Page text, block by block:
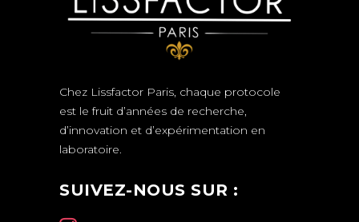
Chez Lissfactor Paris, chaque protocole
est le fruit d’années de recherche,
d’innovation et d’expérimentation en
laboratoire.
SUIVEZ-NOUS SUR :